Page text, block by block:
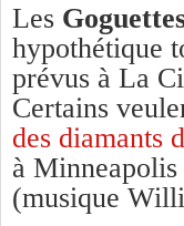
Les
hypothétique
prévus à La
Certains
des diamants
à
(musique